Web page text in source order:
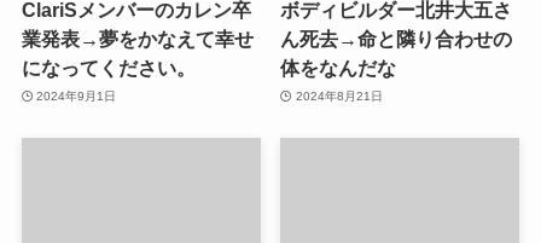
ClariSメンバーのカレン卒
業発表→夢をかなえて幸せ
になってください。
2024年9月1日
ボディビルダー北井大五さ
ん死去→命と隣り合わせの
体をなんだな
2024年8月21日